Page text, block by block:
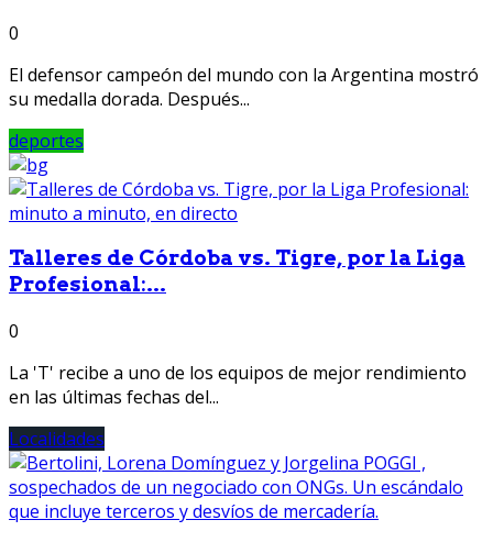
0
El defensor campeón del mundo con la Argentina mostró
su medalla dorada. Después...
deportes
Talleres de Córdoba vs. Tigre, por la Liga
Profesional:...
0
La 'T' recibe a uno de los equipos de mejor rendimiento
en las últimas fechas del...
Localidades